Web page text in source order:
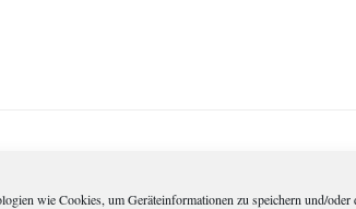
wie Cookies, um Geräteinformationen zu speichern und/oder